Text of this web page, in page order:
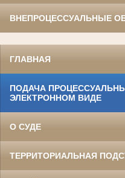
ВНЕПРОЦЕССУАЛЬНЫЕ
ГЛАВНАЯ
ПОДАЧА
ЭЛЕКТРОННОМ ВИДЕ
О СУДЕ
ТЕРРИТОРИАЛЬНАЯ